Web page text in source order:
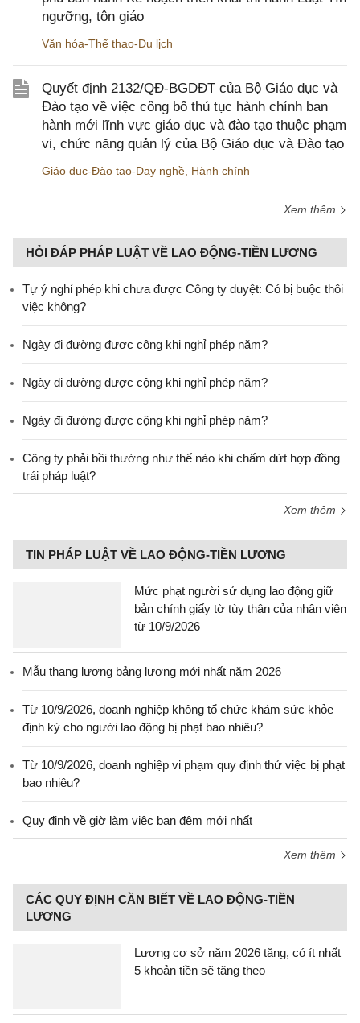
ngưỡng, tôn giáo
Văn hóa-Thể thao-Du lịch
Quyết định 2132/QĐ-BGDĐT của Bộ Giáo dục và
Đào tạo về việc công bố thủ tục hành chính ban
hành mới lĩnh vực giáo dục và đào tạo thuộc phạm
vi, chức năng quản lý của Bộ Giáo dục và Đào tạo
Giáo dục-Đào tạo-Dạy nghề Hành chính
Xem thêm
HỎI ĐÁP PHÁP LUẬT VỀ LAO ĐỘNG-TIỀN LƯƠNG
Tự ý nghỉ phép khi chưa được Công ty duyệt: Có bị buộc thôi
việc không?
Ngày đi đường được cộng khi nghỉ phép năm?
Ngày đi đường được cộng khi nghỉ phép năm?
Ngày đi đường được cộng khi nghỉ phép năm?
Công ty phải bồi thường như thế nào khi chấm dứt hợp đồng
trái pháp luật?
Xem thêm
TIN PHÁP LUẬT VỀ LAO ĐỘNG-TIỀN LƯƠNG
Mức phạt người sử dụng lao động giữ
bản chính giấy tờ tùy thân của nhân viên
từ 10/9/2026
Mẫu thang lương bảng lương mới nhất năm 2026
Từ 10/9/2026, doanh nghiệp không tổ chức khám sức khỏe
định kỳ cho người lao động bị phạt bao nhiêu?
Từ 10/9/2026, doanh nghiệp vi phạm quy định thử việc bị phạt
bao nhiêu?
Quy định về giờ làm việc ban đêm mới nhất
Xem thêm
CÁC QUY ĐỊNH CẦN BIẾT VỀ LAO ĐỘNG-TIỀN
LƯƠNG
Lương cơ sở năm 2026 tăng, có ít nhất
5 khoản tiền sẽ tăng theo